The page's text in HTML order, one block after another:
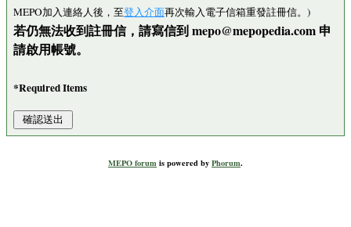
MEPO加入連絡人後，至登入介面再次輸入電子信箱重發註冊信。)
若仍無法收到註冊信，請寫信到 mepo@mepopedia.com 申
請啟用帳號。
*Required Items
MEPO forumis powered byPhorum.